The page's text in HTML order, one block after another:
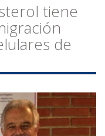
tiene
de